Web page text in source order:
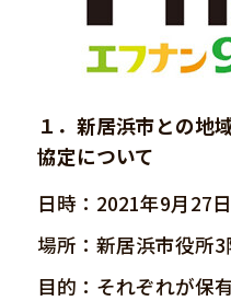
１．新居浜市との地
協定について
日時：2021年9月27
場所：新居浜市役所
目的：それぞれが保